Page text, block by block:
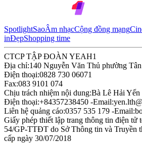
SpotlightSaoÂm nhạcCộng đồng mạng
inĐẹpShopping time
CTCP TẬP ĐOÀN YEAH1
Địa chỉ:140 Nguyễn Văn Thủ phường
Điện thoại:0828 730 06071
Fax:083 9101 074
Chịu trách nhiệm nội dung:Bà Lê Hải Yến
Điện thoại:+84357238450 -Email:
Liên hệ quảng cáo:0357 535 179 -Email:
Giấy phép thiết lập trang thông tin điện tử
54/GP-TTĐT do Sở Thông tin và Truyền
cấp ngày 30/07/2018